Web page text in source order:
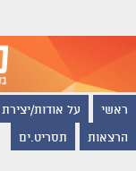
ראשי על אודות/
הרצאות תסריט.ים